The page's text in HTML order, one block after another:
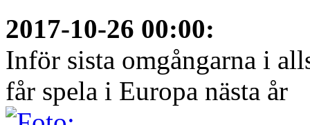
2017-10-26 00:00:
Inför sista omgångarna i
får spela i Europa nästa år